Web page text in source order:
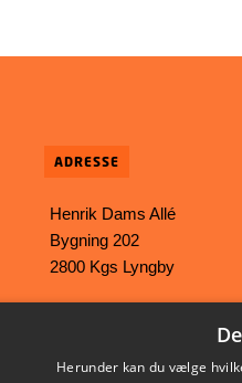
ADRESSE
Henrik Dams Allé
Bygning 202
2800 Kgs Lyngby
Phone: +45 35 88 70 00
Herunder kan du vælge